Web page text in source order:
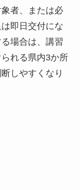
者、または必
即日交付にな
場合は、講習
れる県内3か所
しやすくなり